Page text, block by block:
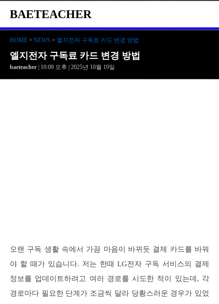
BAETEACHER
HOME > NEWS > 엘지전자 구독료 카드 변경 방법
엘지전자 구독료 카드 변경 방법
baeteacher | 10:09 오후 | 2025년 10월 19일
오랜 구독 생활 속에서 가끔 마음이 바뀌듯 결제 카드를 바꿔
야 할 때가 있습니다. 저는 한때 LG전자 구독 서비스의 결제
정보를 업데이트하려고 여러 경로를 시도한 적이 있는데, 각
경로마다 필요한 단계가 조금씩 달라 당황스러운 경우가 있었